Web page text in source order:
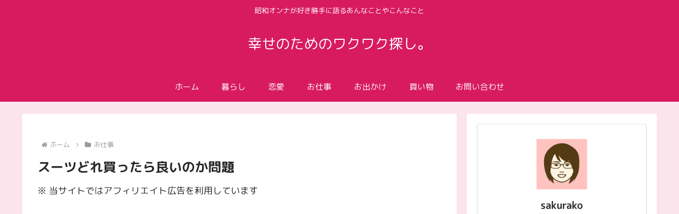
昭和オンナが好き勝手に語るあんなことやこんなこと
幸せのためのワクワク探し。
ホーム 暮らし 恋愛 お仕事 お出かけ 買い物 お問い合わせ
ホーム お仕事
スーツどれ買ったら良いのか問題
※ 当サイトではアフィリエイト広告を利用しています
sakurako